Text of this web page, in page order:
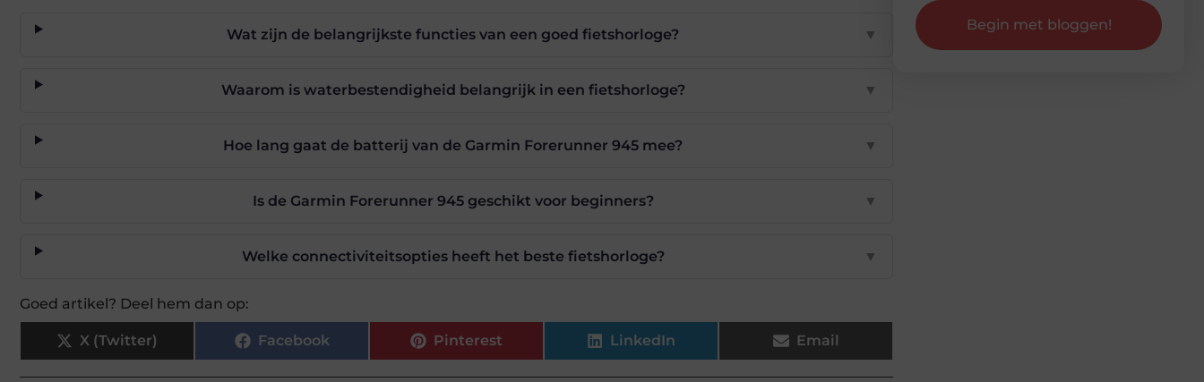
Wat zijn de belangrijkste functies van een goed fietshorloge? ▼
Waarom is waterbestendigheid belangrijk in een fietshorloge? ▼
Hoe lang gaat de batterij van de Garmin Forerunner 945 mee? ▼
Is de Garmin Forerunner 945 geschikt voor beginners? ▼
Welke connectiviteitsopties heeft het beste fietshorloge? ▼
Goed artikel? Deel hem dan op:
X (Twitter) Facebook Pinterest LinkedIn Email
Begin met bloggen!